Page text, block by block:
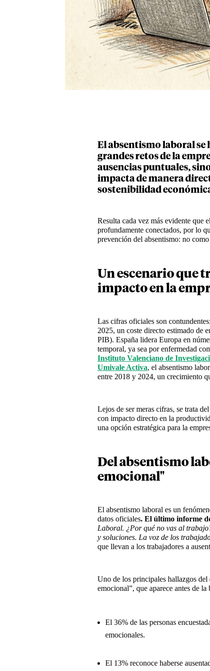
El absentismo laboral se
grandes retos de la
ausencias puntuales,
impacta de manera
sostenibilidad
Resulta cada vez más evidente que
profundamente conectados, por lo
prevención del absentismo: no
Un escenario que
impacto en la
Las cifras oficiales son
2025, un coste directo estimado de
PIB). España lidera Europa en
temporal, ya sea por enfermedad
Instituto Valenciano de
Umivale Activa, el absentismo
entre 2018 y 2024, un crecimiento
Lejos de ser meras cifras, se trata
con impacto directo en la
una opción estratégica para la
Del absentismo
emocional"
El absentismo laboral es un
datos oficiales. El último informe
Laboral. ¿Por qué no vas al
y soluciones. La voz de los
que llevan a los trabajadores a
Uno de los principales hallazgos del
emocional”, que aparece antes de la
El 36% de las personas
emocionales.
El 13% reconoce haberse